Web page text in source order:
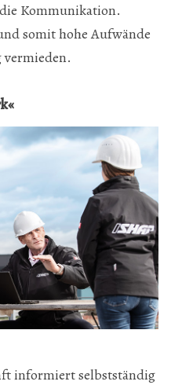
Kommunikation.
somit hohe Aufwände
vermieden.
informiert selbstständig